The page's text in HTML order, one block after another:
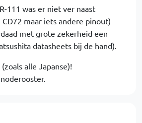
111 was er niet ver naast
maar iets andere pinout)
met grote zekerheid een
datasheets bij de hand).
alle Japanse)!